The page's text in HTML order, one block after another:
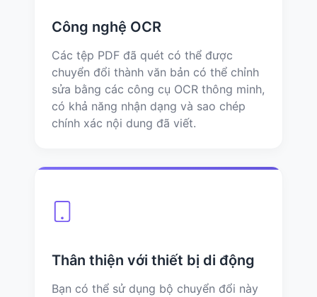
Công nghệ OCR
Các tệp PDF đã quét có thể được
chuyển đổi thành văn bản có thể chỉnh
sửa bằng các công cụ OCR thông minh,
có khả năng nhận dạng và sao chép
chính xác nội dung đã viết.
Thân thiện với thiết bị di động
Bạn có thể sử dụng bộ chuyển đổi này